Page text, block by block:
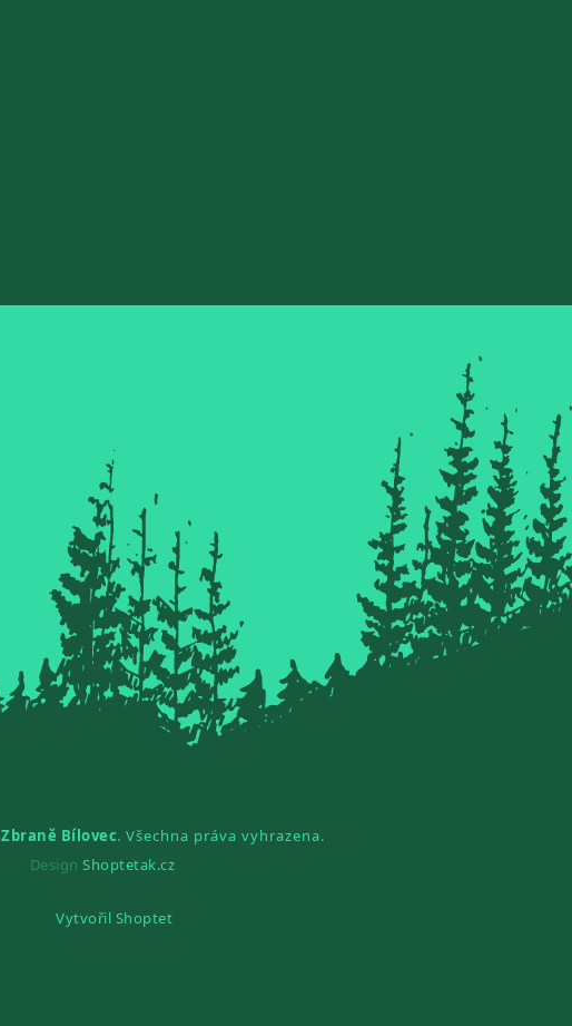
Zbraně Bílovec. Všechna práva vyhrazena.
DesignShoptetak.cz
Vytvořil Shoptet